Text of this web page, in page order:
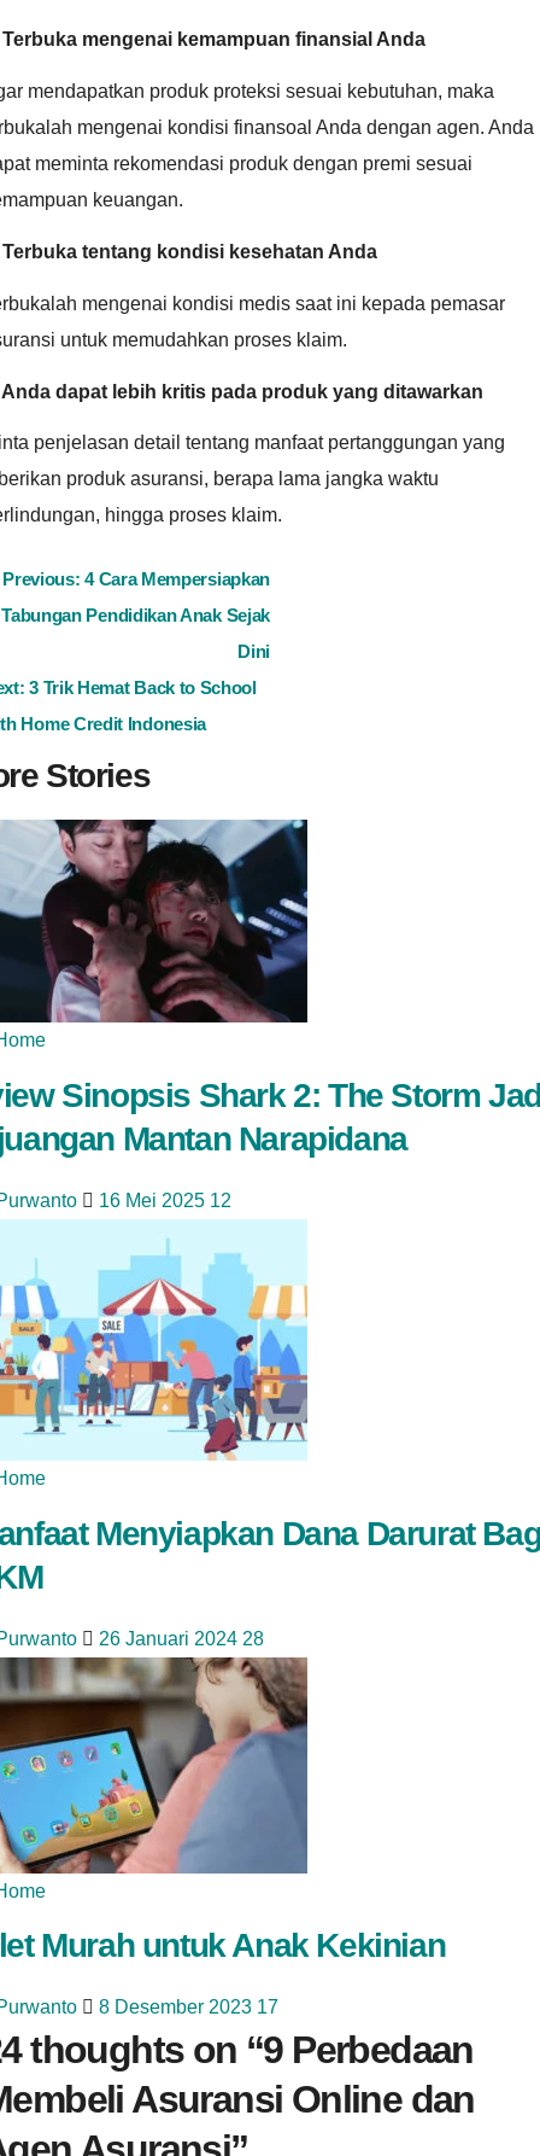
Terbuka mengenai kemampuan finansial Anda
mendapatkan produk proteksi sesuai kebutuhan, maka
mengenai kondisi finansoal Anda dengan agen. Anda
meminta rekomendasi produk dengan premi sesuai
keuangan.
Terbuka tentang kondisi kesehatan Anda
mengenai kondisi medis saat ini kepada pemasar
untuk memudahkan proses klaim.
Anda dapat lebih kritis pada produk yang ditawarkan
penjelasan detail tentang manfaat pertanggungan yang
produk asuransi, berapa lama jangka waktu
hingga proses klaim.
Previous:4 Cara Mempersiapkan
Tabungan Pendidikan Anak Sejak
Dini
3 Trik Hemat Back to School
Home Credit Indonesia
Stories
Sinopsis Shark 2: The Storm
Mantan Narapidana
16 Mei 2025 12
Menyiapkan Dana Darurat
26 Januari 2024 28
Murah untuk Anak Kekinian
8 Desember 2023 17
thoughts on “9 Perbedaan
Asuransi Online dan